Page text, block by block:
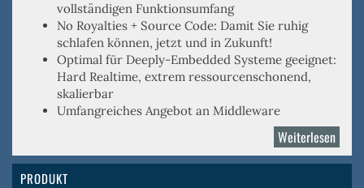
vollständigen Funktionsumfang
No Royalties + Source Code: Damit Sie ruhig
schlafen können, jetzt und in Zukunft!
Optimal für Deeply-Embedded Systeme geeignet:
Hard Realtime, extrem ressourcenschonend,
skalierbar
Umfangreiches Angebot an Middleware
Weiterlesen
Micro
PRODUKT